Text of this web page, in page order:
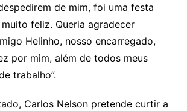
de mim, foi uma festa
feliz. Queria agradecer
Helinho, nosso encarregado,
por mim, além de todos meus
trabalho”.
Carlos Nelson pretende curtir a